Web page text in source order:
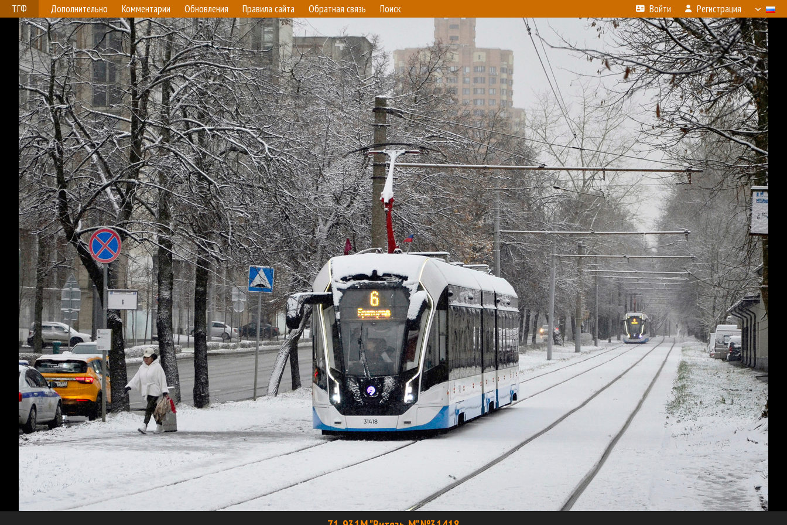
ТГФ Дополнительно Комментарии Обновления Правила сайта Обратная связь Поиск Войти Регистрация